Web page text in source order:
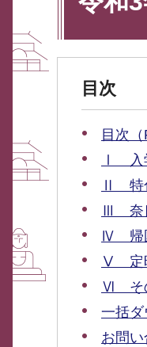
目次
目次（
Ⅰ 入
Ⅱ 特
Ⅲ 奈
Ⅳ 帰
Ⅴ 定
Ⅵ そ
一括
お問